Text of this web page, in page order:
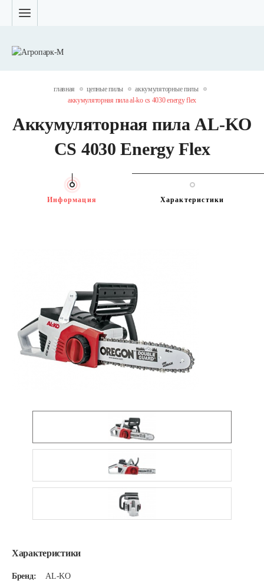
главная цепные пилы
аккумуляторные пилы
аккумуляторная пила al-ko cs 4030 energy flex
Аккумуляторная пила AL-KO
CS 4030 Energy Flex
Характеристики
Бренд:
AL-KO
Информация Характеристики